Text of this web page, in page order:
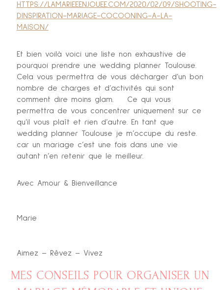
HTTPS://LAMARIEEENJOUEE.COM/2020/02/09/SHOOTING-
DINSPIRATION-MARIAGE-COCOONING-A-LA-
MAISON/
Et bien voilà voici une liste non exhaustive de
pourquoi prendre une wedding planner Toulouse.
Cela vous permettra de vous décharger d’un bon
nombre de charges et d’activités qui sont
comment dire moins glam. Ce qui vous
permettra de vous concentrer uniquement sur ce
qu’il vous plaît et rien d’autre. En tant que
wedding planner Toulouse je m’occupe du reste.
car un mariage c’est une fois dans une vie
autant n’en retenir que le meilleur.
Avec Amour & Bienveillance
Marie
Aimez – Rêvez – Vivez
MES CONSEILS POUR ORGANISER UN